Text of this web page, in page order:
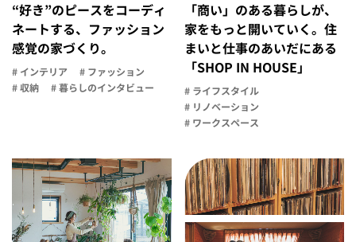
“好き”のピースをコーディ
ネートする、ファッション
感覚の家づくり。
# インテリア
# ファッション
# 収納
# 暮らしのインタビュー
「商い」の​ある​暮らしが、​
家を​もっと​開いていく。​住
まいと​仕事の​あいだに​ある​
「SHOP IN HOUSE」
# ライフスタイル
# リノベーション
# ワークスペース